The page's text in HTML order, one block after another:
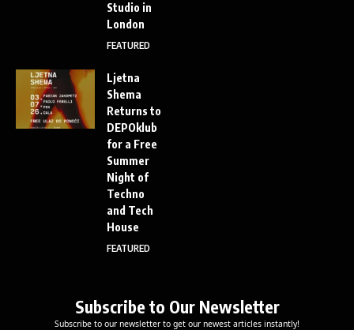
Studio in
London
FEATURED
Ljetna
Shema
Returns to
DEPOklub
for a Free
Summer
Night of
Techno
and Tech
House
FEATURED
Subscribe to Our Newsletter
Subscribe to our newsletter to get our newest articles instantly!